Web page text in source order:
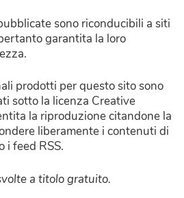
sono riconducibili a siti
garantita la loro
prodotti per questo sito sono
sotto la licenza Creative
la riproduzione citandone la
liberamente i contenuti di
i feed RSS.
a titolo gratuito.